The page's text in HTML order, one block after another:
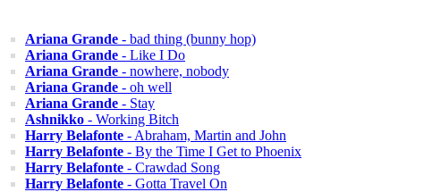
Ariana Grande - bad thing (bunny hop)
Ariana Grande - Like I Do
Ariana Grande - nowhere, nobody
Ariana Grande - oh well
Ariana Grande - Stay
Ashnikko - Working Bitch
Harry Belafonte - Abraham, Martin and John
Harry Belafonte - By the Time I Get to Phoenix
Harry Belafonte - Crawdad Song
Harry Belafonte - Gotta Travel On